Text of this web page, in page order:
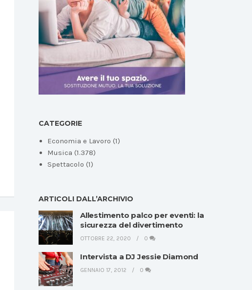
CATEGORIE
Economia e Lavoro (1)
Musica (1.378)
Spettacolo (1)
ARTICOLI DALL’ARCHIVIO
Allestimento palco per eventi: la
sicurezza del divertimento
OTTOBRE 22, 2020 0
Intervista a DJ Jessie Diamond
GENNAIO 17, 2012 0